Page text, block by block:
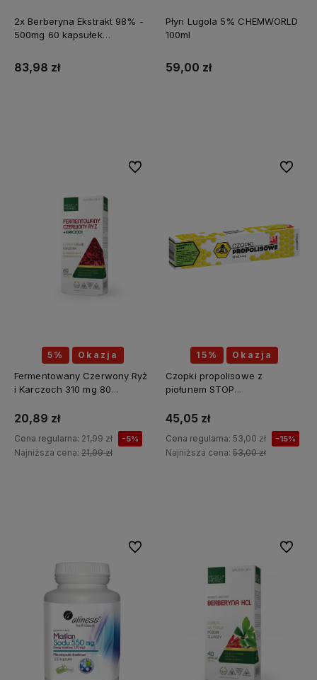
2x Berberyna Ekstrakt 98% -
500mg 60 kapsułek
83,98 zł
Płyn Lugola 5% CHEMWORLD
100ml
59,00 zł
5% Okazja
Fermentowany Czerwony Ryż
i Karczoch 310 mg 80
20,89 zł
Cena regularna: 21,99 zł -5%
Najniższa cena: 21,99 zł
Do ulubionych
15% Okazja
Czopki propolisowe z
piołunem STOP
wrotycz, zielony orzech,
szałwia, kłącze tataraku,
konopia siewna) 12 sztuk x 2g
API Effect
45,05 zł
Cena regularna: 53,00 zł -15%
Najniższa cena: 53,00 zł
Do
Do ulubionych Do